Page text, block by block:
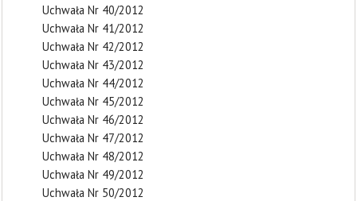
Uchwała Nr 40/2012
Uchwała Nr 41/2012
Uchwała Nr 42/2012
Uchwała Nr 43/2012
Uchwała Nr 44/2012
Uchwała Nr 45/2012
Uchwała Nr 46/2012
Uchwała Nr 47/2012
Uchwała Nr 48/2012
Uchwała Nr 49/2012
Uchwała Nr 50/2012